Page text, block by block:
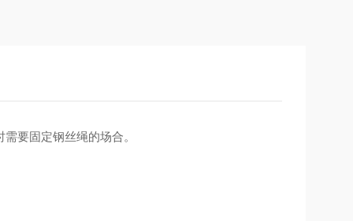
要固定钢丝绳的场合。